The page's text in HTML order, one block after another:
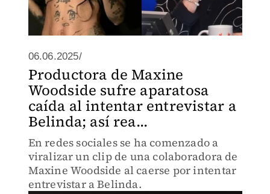
06.06.2025/
Productora de Maxine
Woodside sufre aparatosa
caída al intentar entrevistar a
Belinda; así rea...
En redes sociales se ha comenzado a
viralizar un clip de una colaboradora de
Maxine Woodside al caerse por intentar
entrevistar a Belinda.